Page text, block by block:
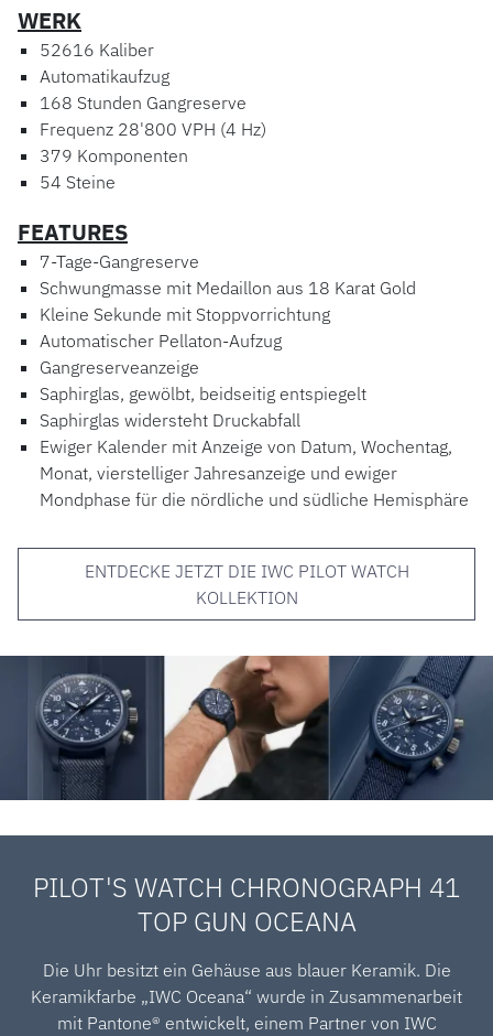
WERK
52616 Kaliber
Automatikaufzug
168 Stunden Gangreserve
Frequenz 28'800 VPH (4 Hz)
379 Komponenten
54 Steine
FEATURES
7-Tage-Gangreserve
Schwungmasse mit Medaillon aus 18 Karat Gold
Kleine Sekunde mit Stoppvorrichtung
Automatischer Pellaton-Aufzug
Gangreserveanzeige
Saphirglas, gewölbt, beidseitig entspiegelt
Saphirglas widersteht Druckabfall
Ewiger Kalender mit Anzeige von Datum, Wochentag,
Monat, vierstelliger Jahresanzeige und ewiger
Mondphase für die nördliche und südliche Hemisphäre
ENTDECKE JETZT DIE IWC PILOT WATCH
KOLLEKTION
PILOT'S WATCH CHRONOGRAPH 41
TOP GUN OCEANA
Die Uhr besitzt ein Gehäuse aus blauer Keramik. Die
Keramikfarbe „IWC Oceana“ wurde in Zusammenarbeit
mit Pantone® entwickelt, einem Partner von IWC